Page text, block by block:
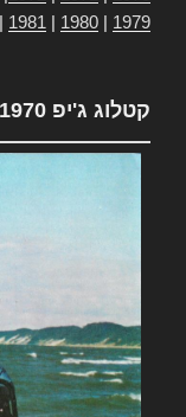
1979
1980
1981
קטלוג ג'יפ 1970